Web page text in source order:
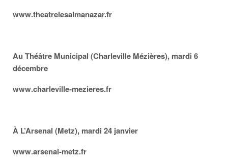
www.theatrelesalmanazar.fr
Au Théâtre Municipal (Charleville Mézières), mardi 6
décembre
www.charleville-mezieres.fr
À L’Arsenal (Metz), mardi 24 janvier
www.arsenal-metz.fr